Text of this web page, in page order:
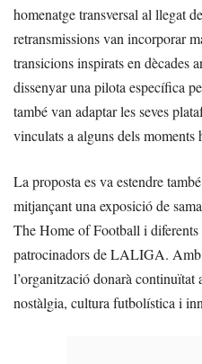
homenatge transversal al llegat
retransmissions van incorporar
transicions inspirats en dècades
dissenyar una pilota específica
també van adaptar les seves
vinculats a alguns dels
La proposta es va estendre
mitjançant una exposició de
The Home of Football i diferents
patrocinadors de LALIGA. Amb
l’organització donarà
nostàlgia, cultura futbolística i